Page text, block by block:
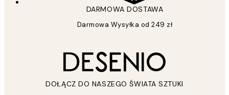
DARMOWA DOSTAWA
Darmowa Wysyłka od 249 zł
DOŁĄCZ DO NASZEGO ŚWIATA SZTUKI